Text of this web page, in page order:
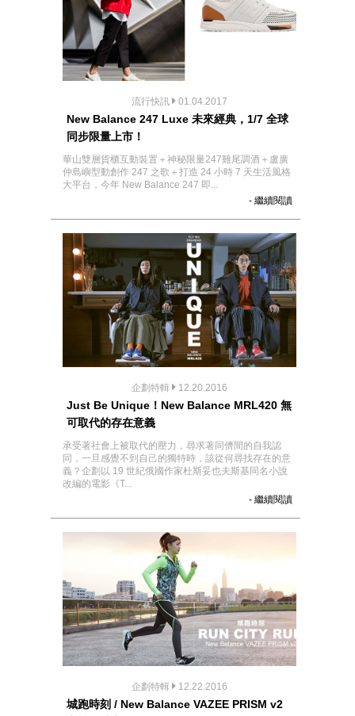
流行快訊 01.04.2017
New Balance 247 Luxe 未來經典，1/7 全球
同步限量上市！
華山雙層貨櫃互動裝置＋神秘限量247雞尾調酒＋盧廣
仲島嶼型動創作 247 之歌＋打造 24 小時 7 天生活風格
大平台，今年 New Balance 247 即...
- 繼續閱讀
企劃特輯 12.20.2016
Just Be Unique！New Balance MRL420 無
可取代的存在意義
承受著社會上被取代的壓力，尋求著同儕間的自我認
同，一旦感覺不到自己的獨特時，該從何尋找存在的意
義？企劃以 19 世紀俄國作家杜斯妥也夫斯基同名小說
改編的電影《T...
- 繼續閱讀
企劃特輯 12.22.2016
城跑時刻 / New Balance VAZEE PRISM v2